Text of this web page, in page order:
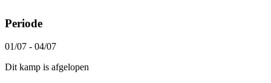
Periode
01/07 - 04/07
Dit kamp is afgelopen